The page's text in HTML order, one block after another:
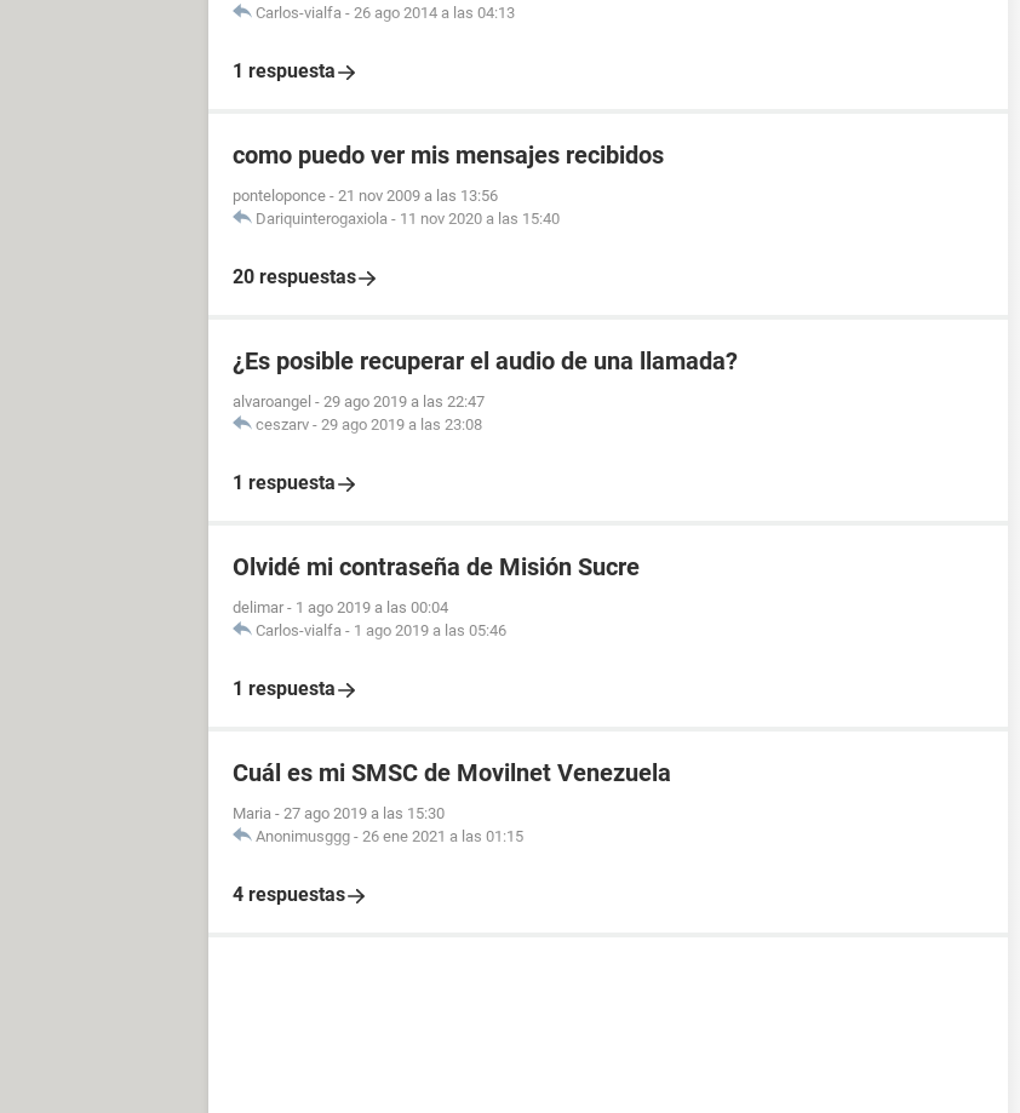
Carlos-vialfa - 26 ago 2014 a las 04:13
1 respuesta
como puedo ver mis mensajes recibidos
ponteloponce - 21 nov 2009 a las 13:56
Dariquinterogaxiola - 11 nov 2020 a las 15:40
20 respuestas
¿Es posible recuperar el audio de una llamada?
alvaroangel - 29 ago 2019 a las 22:47
ceszarv - 29 ago 2019 a las 23:08
1 respuesta
Olvidé mi contraseña de Misión Sucre
delimar - 1 ago 2019 a las 00:04
Carlos-vialfa - 1 ago 2019 a las 05:46
1 respuesta
Cuál es mi SMSC de Movilnet Venezuela
Maria - 27 ago 2019 a las 15:30
Anonimusggg - 26 ene 2021 a las 01:15
4 respuestas